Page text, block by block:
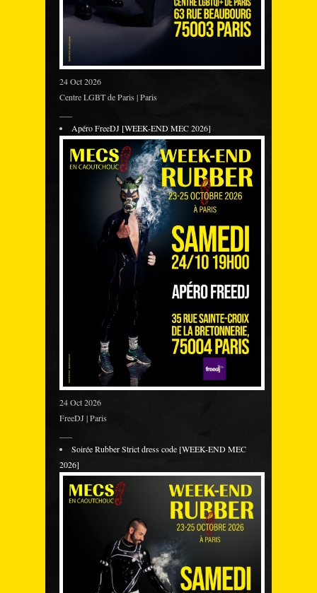
24 Oct 2026
Centre LGBT de Paris | Paris
Apéro FreeDJ [WEEK-END MEC 2026]
24 Oct 2026
FreeDJ | Paris
Soirée Rubber Strict dress code [WEEK-END MEC
2026]